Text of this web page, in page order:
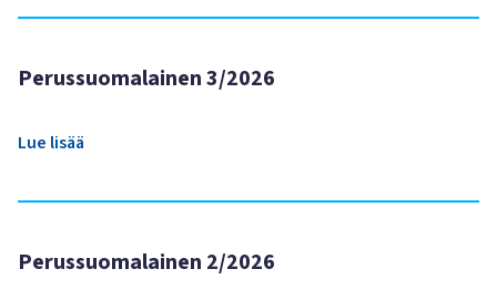
Perussuomalainen 3/2026
Lue lisää
Perussuomalainen 2/2026